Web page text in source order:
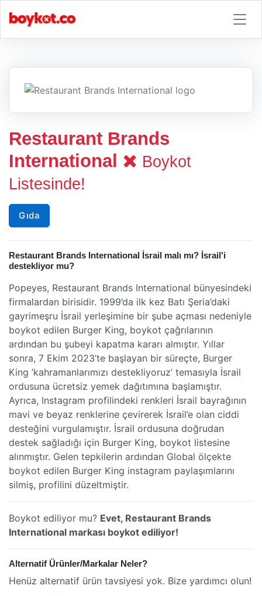
Restaurant Brands
International
Boykot
Listesinde!
Gıda
Restaurant Brands International İsrail malı mı? İsrail'i
destekliyor mu?
Popeyes, Restaurant Brands International bünyesindeki
firmalardan birisidir. 1999’da ilk kez Batı Şeria’daki
gayrimeşru İsrail yerleşimine bir şube açması nedeniyle
boykot edilen Burger King, boykot çağrılarının
ardından bu şubeyi kapatma kararı almıştır. Yıllar
sonra, 7 Ekim 2023’te başlayan bir süreçte, Burger
King ’kahramanlarımızı destekliyoruz’ temasıyla İsrail
ordusuna ücretsiz yemek dağıtımına başlamıştır.
Ayrıca, Instagram profilindeki renkleri İsrail bayrağının
mavi ve beyaz renklerine çevirerek İsrail’e olan ciddi
desteğini vurgulamıştır. İsrail ordusuna doğrudan
destek sağladığı için Burger King, boykot listesine
alınmıştır. Gelen tepkilerin ardından Global ölçekte
boykot edilen Burger King instagram paylaşımlarını
silmiş, profilini düzeltmiştir.
Boykot ediliyor mu? Evet, Restaurant Brands
International markası boykot ediliyor!
Alternatif Ürünler/Markalar Neler?
Henüz alternatif ürün tavsiyesi yok. Bize yardımcı olun!